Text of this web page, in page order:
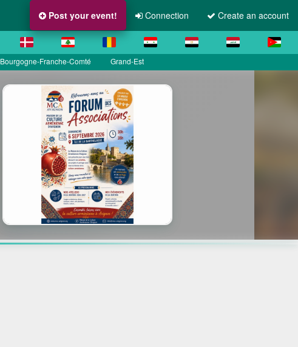
Post your event! Connection Create an account
Bourgogne-Franche-Comté Grand-Est